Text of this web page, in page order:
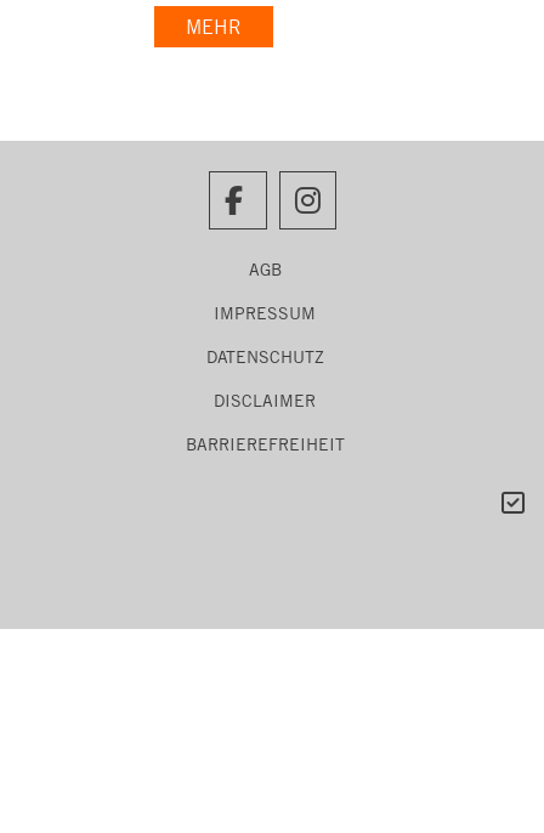
MEHR
AGB
IMPRESSUM
DATENSCHUTZ
DISCLAIMER
BARRIEREFREIHEIT